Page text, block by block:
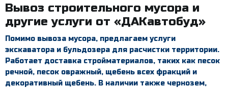
Вывоз строительного мусора и
другие услуги от «ДАКавтобуд»
Помимо вывоза мусора, предлагаем услуги
экскаватора и бульдозера для расчистки территории.
Работает доставка стройматериалов, таких как песок
речной, песок овражный, щебень всех фракций и
декоративный щебень. В наличии также чернозем,